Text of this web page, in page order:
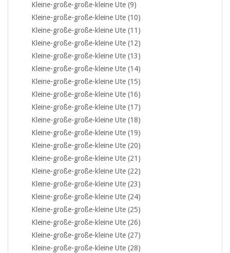
Kleine-große-große-kleine Ute (9)
Kleine-große-große-kleine Ute (10)
Kleine-große-große-kleine Ute (11)
Kleine-große-große-kleine Ute (12)
Kleine-große-große-kleine Ute (13)
Kleine-große-große-kleine Ute (14)
Kleine-große-große-kleine Ute (15)
Kleine-große-große-kleine Ute (16)
Kleine-große-große-kleine Ute (17)
Kleine-große-große-kleine Ute (18)
Kleine-große-große-kleine Ute (19)
Kleine-große-große-kleine Ute (20)
Kleine-große-große-kleine Ute (21)
Kleine-große-große-kleine Ute (22)
Kleine-große-große-kleine Ute (23)
Kleine-große-große-kleine Ute (24)
Kleine-große-große-kleine Ute (25)
Kleine-große-große-kleine Ute (26)
Kleine-große-große-kleine Ute (27)
Kleine-große-große-kleine Ute (28)